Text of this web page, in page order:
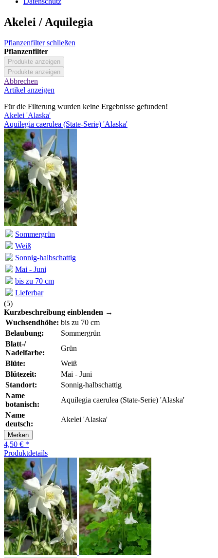
Akelei / Aquilegia
Pflanzenfilter schließen
Pflanzenfilter
Produkte anzeigen
Produkte anzeigen
Abbrechen
Artikel anzeigen
Für die Filterung wurden keine Ergebnisse gefunden!
Akelei 'Alaska'
Aquilegia caerulea (State-Serie) 'Alaska'
Sommergrün
Weiß
Sonnig-halbschattig
Mai - Juni
bis zu 70 cm
Lieferbar
(5)
Kurzbeschreibung einblenden →
Wuchsendhöhe: bis zu 70 cm
Belaubung:
Sommergrün
Blatt-/
Nadelfarbe:
Grün
Blüte:
Weiß
Blütezeit:
Mai - Juni
Standort:
Sonnig-halbschattig
Name
botanisch:
Aquilegia caerulea (State-Serie) 'Alaska'
Name
deutsch:
Akelei 'Alaska'
Merken
4,50 € *
Produktdetails